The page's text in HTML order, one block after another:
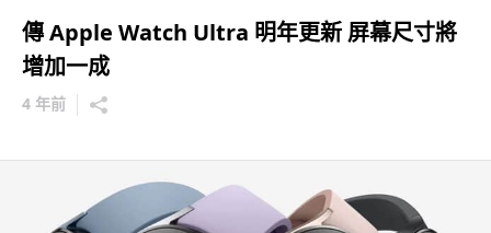
傳 Apple Watch Ultra 明年更新 屏幕尺寸將
增加一成
4 年前